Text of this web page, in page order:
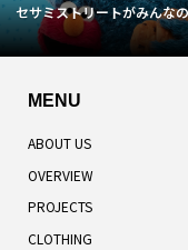
セサミストリートがみんな
MENU
ABOUT US
OVERVIEW
PROJECTS
CLOTHING